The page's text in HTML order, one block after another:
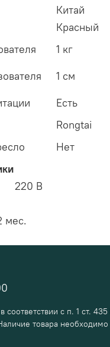
Китай
Красный
1 кг
1 см
Есть
Rongtai
Нет
220 В
мес.
соответствии с п. 1 ст.
товара необходимо